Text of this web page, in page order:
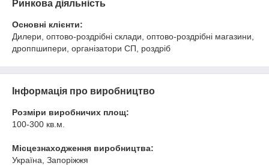
Ринкова діяльність
Основні клієнти:
Дилери, оптово-роздрібні склади, оптово-роздрібні магазини,
дроппшипери, організатори СП, роздріб
Інформація про виробництво
Розміри виробничих площ:
100-300 кв.м.
Місцезнаходження виробництва:
Україна, Запоріжжя